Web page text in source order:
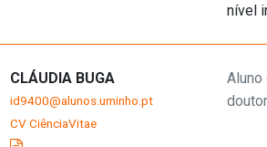
nível
CLÁUDIA BUGA
id9400@alunos.uminho.pt
CV CiênciaVitae
Aluno